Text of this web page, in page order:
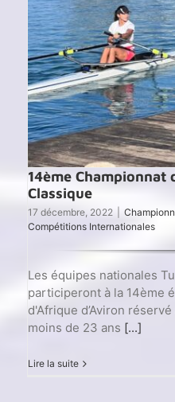
14ème Championnat
Classique
17 décembre, 2022
Compétitions Internationales
Les équipes nationales
participeront à la 14ème
d'Afrique d’Aviron
moins de 23 ans [...]
Lire la suite